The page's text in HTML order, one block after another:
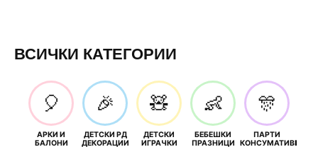
ВСИЧКИ КАТЕГОРИИ
🎈
АРКИ И
БАЛОНИ
🎉
ДЕТСКИ РД
ДЕКОРАЦИИ
🧸
ДЕТСКИ
ИГРАЧКИ
👶
БЕБЕШКИ
ПРАЗНИЦИ
🎊
ПАРТИ
КОНСУМАТИВИ